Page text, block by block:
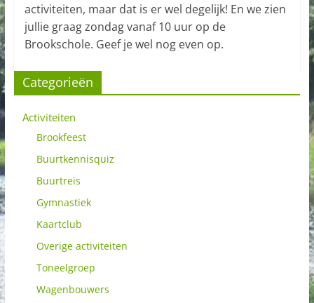
activiteiten, maar dat is er wel degelijk! En we zien
jullie graag zondag vanaf 10 uur op de
Brookschole. Geef je wel nog even op.
Categorieën
Activiteiten
Brookfeest
Buurtkennisquiz
Buurtreis
Gymnastiek
Kaartclub
Overige activiteiten
Toneelgroep
Wagenbouwers